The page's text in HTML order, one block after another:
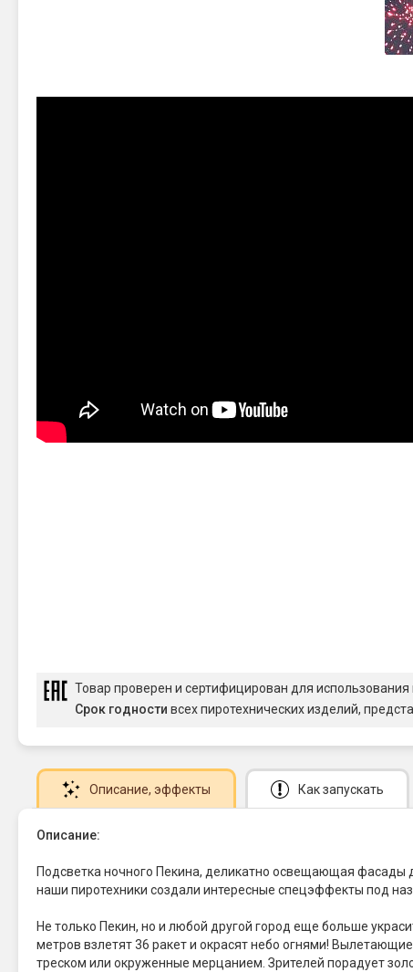
Товар проверен и сертифицирован для
Срок годности всех пиротехнических изделий,
Описание, эффекты Как запускать
Описание:
Подсветка ночного Пекина, деликатно освещающая фасады
наши пиротехники создали интересные спецэффекты под
Не только Пекин, но и любой другой город еще больше
метров взлетят 36 ракет и окрасят небо огнями!
треском или окруженные мерцанием. Зрителей порадует